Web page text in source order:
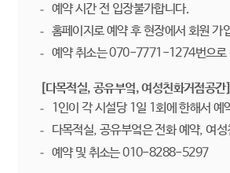
예약 시간 전 입장불가합니다.
홈페이지로 예약 후 현장에서 회원 가
예약 취소는 070-7771-1274번으로
[다목적실, 공유부엌, 여성친화거점공간]
1인이 각 시설당 1일 1회에 한해서 예
다목적실, 공유부엌은 전화 예약, 여
예약 및 취소는 010-8288-5297